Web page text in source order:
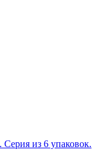
из 6 упаковок.